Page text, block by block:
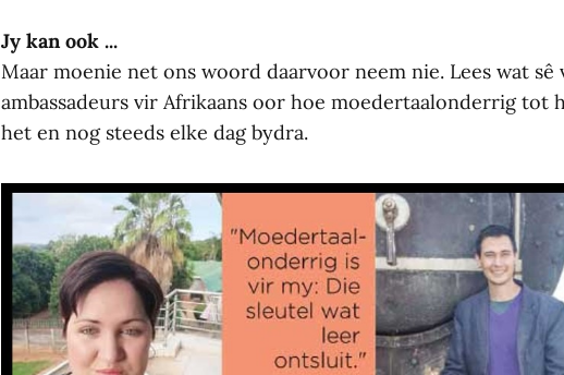
Jy kan ook ...
Maar moenie net ons woord daarvoor neem nie. Lees wat sê
ambassadeurs vir Afrikaans oor hoe moedertaalonderrig tot
het en nog steeds elke dag bydra.